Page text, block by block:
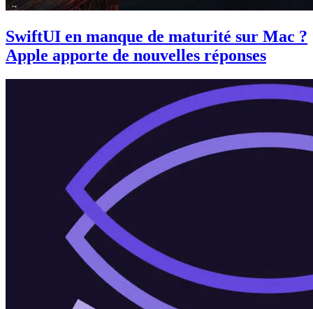
SwiftUI en manque de maturité sur Mac ?
Apple apporte de nouvelles réponses